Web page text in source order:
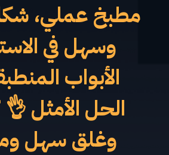
مطبخ عملي،
وسهل في
الأبواب
الحل الأمثل
وغلق سهل